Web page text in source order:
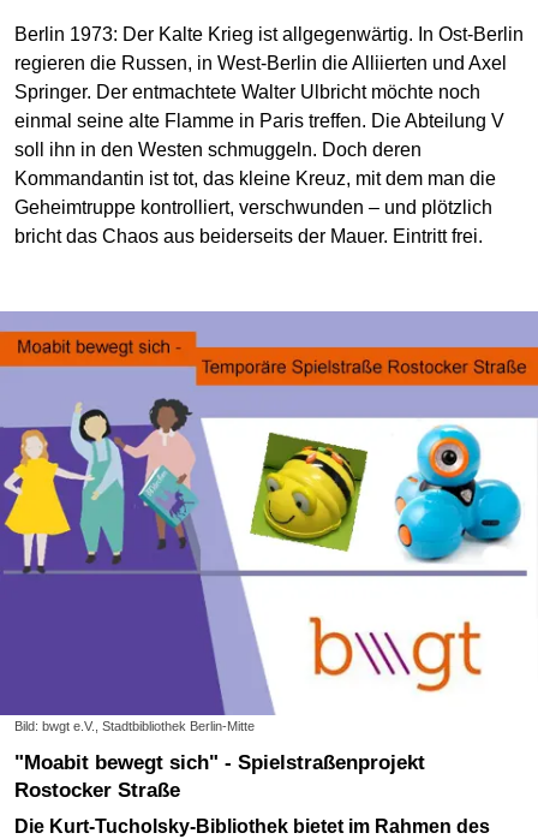
Berlin 1973: Der Kalte Krieg ist allgegenwärtig. In Ost-Berlin
regieren die Russen, in West-Berlin die Alliierten und Axel
Springer. Der entmachtete Walter Ulbricht möchte noch
einmal seine alte Flamme in Paris treffen. Die Abteilung V
soll ihn in den Westen schmuggeln. Doch deren
Kommandantin ist tot, das kleine Kreuz, mit dem man die
Geheimtruppe kontrolliert, verschwunden – und plötzlich
bricht das Chaos aus beiderseits der Mauer. Eintritt frei.
Bild: bwgt e.V., Stadtbibliothek Berlin-Mitte
"Moabit bewegt sich" - Spielstraßenprojekt
Rostocker Straße
Die Kurt-Tucholsky-Bibliothek bietet im Rahmen des